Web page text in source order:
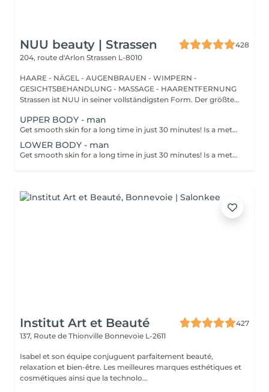
NUU beauty | Strassen
428
204, route d'Arlon Strassen L-8010
HAARE - NÄGEL - AUGENBRAUEN - WIMPERN -
GESICHTSBEHANDLUNG - MASSAGE - HAARENTFERNUNG
Strassen ist NUU in seiner vollständigsten Form. Der größte
UPPER BODY - man
Get smooth skin for a long time in just 30 minutes! Is a method of hair removal when your hair is pulled out with warm wax with the hair follicle. How is wax epilation done? - preparation is performed - wax is applied - depilation is performed - wax residue is removed Age restrictions: recommended to do from 14 years. Post procedure recommendations: do not take hot bath, do not visit sauna, do not swim in the pool for 12 hours after the procedure - it can cause irritation. Frequency: once in 4 weeks.
LOWER BODY - man
Get smooth skin for a long time in just 30 minutes! Is a method of hair removal when your hair is pulled out with warm wax with the hair follicle. How is wax epilation done? - preparation is performed - wax is applied - depilation is performed - wax residue is removed Age restrictions: recommended to do from 14 years. Post procedure recommendations: do not take hot bath, do not visit sauna, do not swim in the pool for 12 hours after the procedure - it can cause irritation. Frequency: once in 4 weeks.
Institut Art et Beauté
427
137, Route de Thionville Bonnevoie L-2611
Isabel et son équipe conjuguent parfaitement beauté,
relaxation et bien-être. Les meilleures marques esthétiques et
cosmétiques ainsi que la technolo...